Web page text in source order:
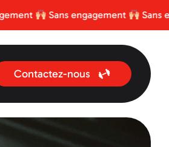
Sans engagement Sans
Contactez-nous